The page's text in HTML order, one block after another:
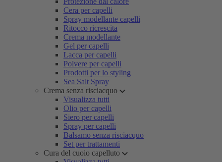
Cera per capelli
Spray modellante capelli
Ritocco ricrescita
Crema modellante
Gel per capelli
Lacca per capelli
Polvere per capelli
Prodotti per lo styling
Sea Salt Spray
Crema senza risciacquo
Visualizza tutti
Olio per capelli
Siero per capelli
Spray per capelli
Balsamo senza risciacquo
Set per trattamenti
Cura del cuoio capelluto